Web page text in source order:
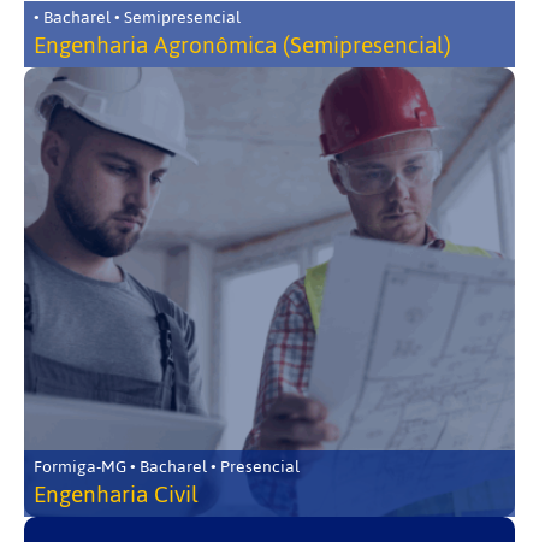
• Bacharel • Semipresencial
Engenharia Agronômica (Semipresencial)
Formiga-MG • Bacharel • Presencial
Engenharia Civil